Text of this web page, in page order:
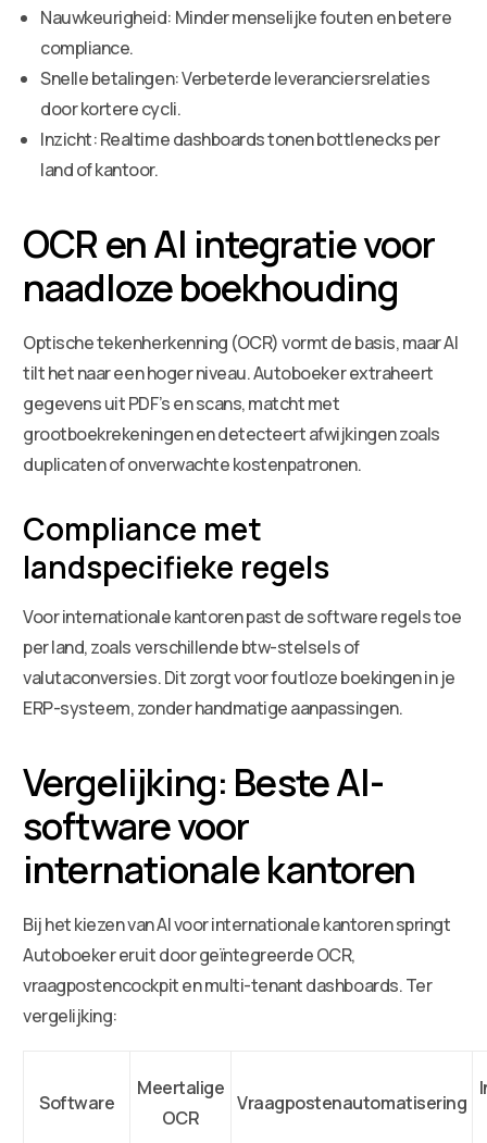
Nauwkeurigheid: Minder menselijke fouten en betere
compliance.
Snelle betalingen: Verbeterde leveranciersrelaties
door kortere cycli.
Inzicht: Realtime dashboards tonen bottlenecks per
land of kantoor.
OCR en AI integratie voor
naadloze boekhouding
Optische tekenherkenning (OCR) vormt de basis, maar AI
tilt het naar een hoger niveau. Autoboeker extraheert
gegevens uit PDF’s en scans, matcht met
grootboekrekeningen en detecteert afwijkingen zoals
duplicaten of onverwachte kostenpatronen.
Compliance met
landspecifieke regels
Voor internationale kantoren past de software regels toe
per land, zoals verschillende btw-stelsels of
valutaconversies. Dit zorgt voor foutloze boekingen in je
ERP-systeem, zonder handmatige aanpassingen.
Vergelijking: Beste AI-
software voor
internationale kantoren
Bij het kiezen van AI voor internationale kantoren springt
Autoboeker eruit door geïntegreerde OCR,
vraagpostencockpit en multi-tenant dashboards. Ter
vergelijking:
Software
Meertalige
OCR
Vraagpostenautomatisering